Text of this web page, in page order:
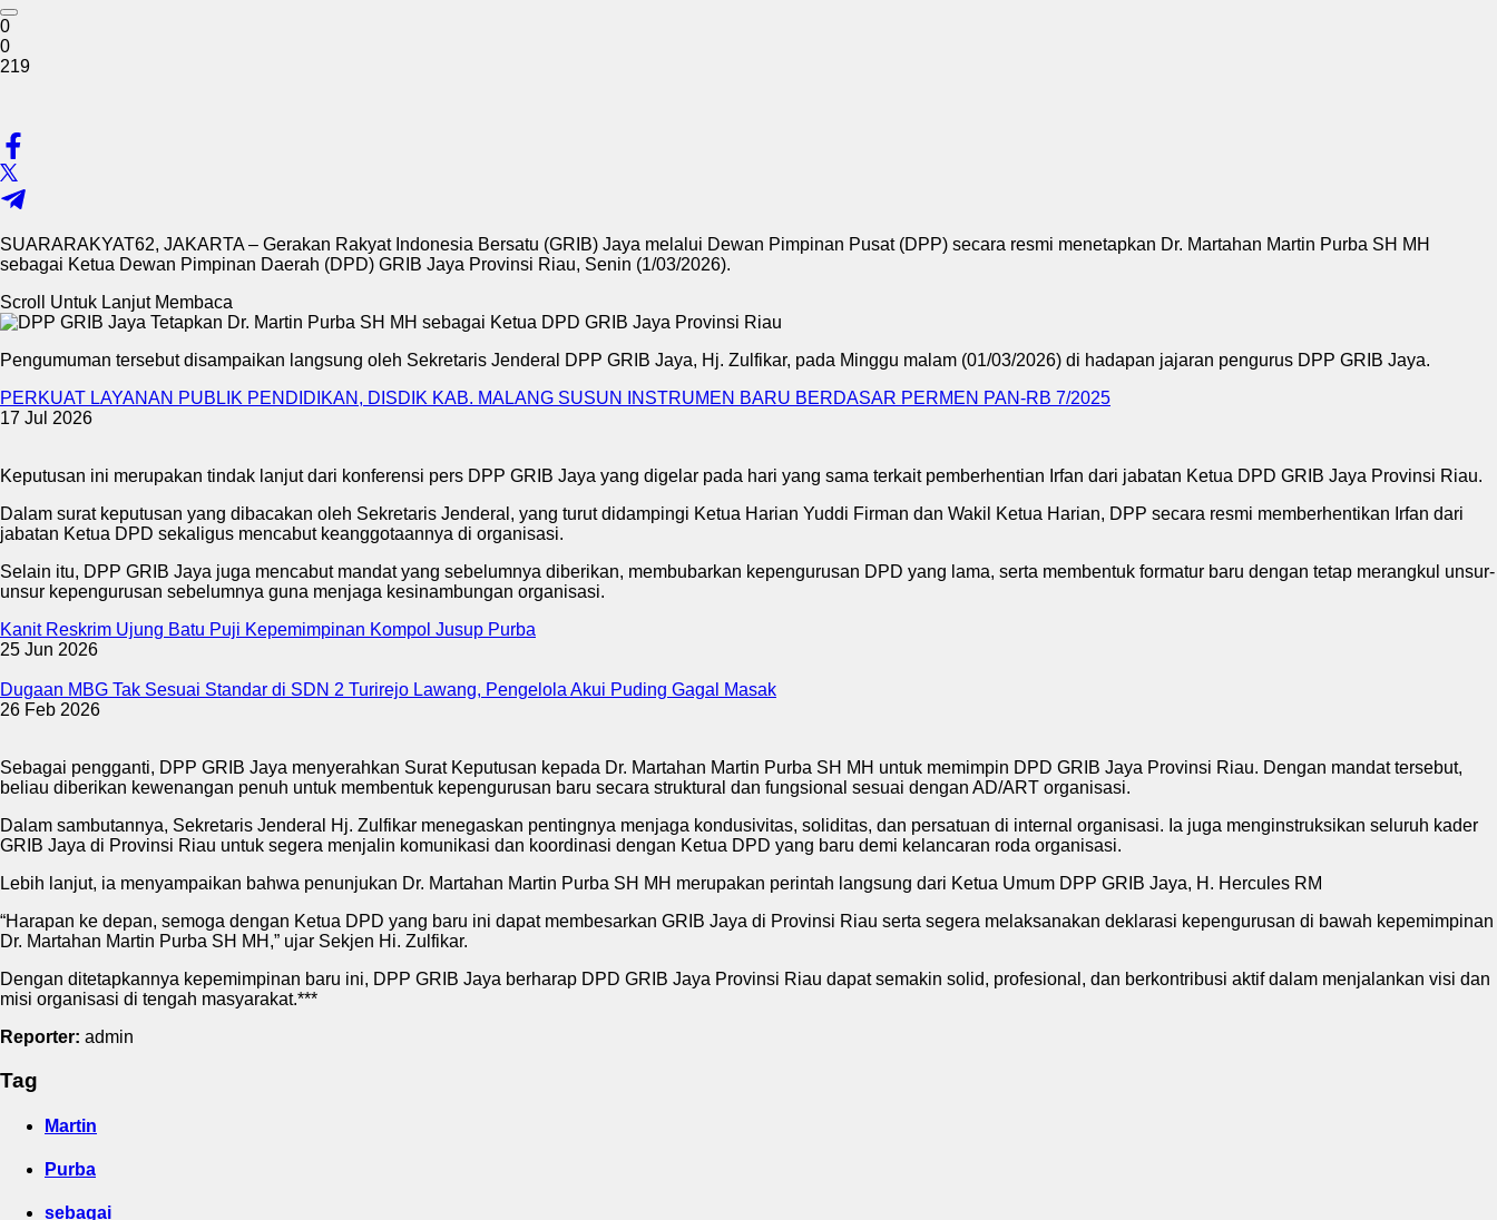
0
0
219
SUARARAKYAT62, JAKARTA – Gerakan Rakyat Indonesia Bersatu (GRIB) Jaya melalui Dewan Pimpinan Pusat (DPP) secara resmi menetapkan Dr. Martahan Martin Purba SH MH
sebagai Ketua Dewan Pimpinan Daerah (DPD) GRIB Jaya Provinsi Riau, Senin (1/03/2026).
Scroll Untuk Lanjut Membaca
Pengumuman tersebut disampaikan langsung oleh Sekretaris Jenderal DPP GRIB Jaya, Hj. Zulfikar, pada Minggu malam (01/03/2026) di hadapan jajaran pengurus DPP GRIB Jaya.
PERKUAT LAYANAN PUBLIK PENDIDIKAN, DISDIK KAB. MALANG SUSUN INSTRUMEN BARU BERDASAR PERMEN PAN-RB 7/2025
17 Jul 2026
Keputusan ini merupakan tindak lanjut dari konferensi pers DPP GRIB Jaya yang digelar pada hari yang sama terkait pemberhentian Irfan dari jabatan Ketua DPD GRIB Jaya Provinsi Riau.
Dalam surat keputusan yang dibacakan oleh Sekretaris Jenderal, yang turut didampingi Ketua Harian Yuddi Firman dan Wakil Ketua Harian, DPP secara resmi memberhentikan Irfan dari
jabatan Ketua DPD sekaligus mencabut keanggotaannya di organisasi.
Selain itu, DPP GRIB Jaya juga mencabut mandat yang sebelumnya diberikan, membubarkan kepengurusan DPD yang lama, serta membentuk formatur baru dengan tetap merangkul unsur-
unsur kepengurusan sebelumnya guna menjaga kesinambungan organisasi.
Kanit Reskrim Ujung Batu Puji Kepemimpinan Kompol Jusup Purba
25 Jun 2026
Dugaan MBG Tak Sesuai Standar di SDN 2 Turirejo Lawang, Pengelola Akui Puding Gagal Masak
26 Feb 2026
Sebagai pengganti, DPP GRIB Jaya menyerahkan Surat Keputusan kepada Dr. Martahan Martin Purba SH MH untuk memimpin DPD GRIB Jaya Provinsi Riau. Dengan mandat tersebut,
beliau diberikan kewenangan penuh untuk membentuk kepengurusan baru secara struktural dan fungsional sesuai dengan AD/ART organisasi.
Dalam sambutannya, Sekretaris Jenderal Hj. Zulfikar menegaskan pentingnya menjaga kondusivitas, soliditas, dan persatuan di internal organisasi. Ia juga menginstruksikan seluruh kader
GRIB Jaya di Provinsi Riau untuk segera menjalin komunikasi dan koordinasi dengan Ketua DPD yang baru demi kelancaran roda organisasi.
Lebih lanjut, ia menyampaikan bahwa penunjukan Dr. Martahan Martin Purba SH MH merupakan perintah langsung dari Ketua Umum DPP GRIB Jaya, H. Hercules RM
“Harapan ke depan, semoga dengan Ketua DPD yang baru ini dapat membesarkan GRIB Jaya di Provinsi Riau serta segera melaksanakan deklarasi kepengurusan di bawah kepemimpinan
Dr. Martahan Martin Purba SH MH,” ujar Sekjen Hi. Zulfikar.
Dengan ditetapkannya kepemimpinan baru ini, DPP GRIB Jaya berharap DPD GRIB Jaya Provinsi Riau dapat semakin solid, profesional, dan berkontribusi aktif dalam menjalankan visi dan
misi organisasi di tengah masyarakat.***
Reporter: admin
Tag
Martin
Purba
sebagai